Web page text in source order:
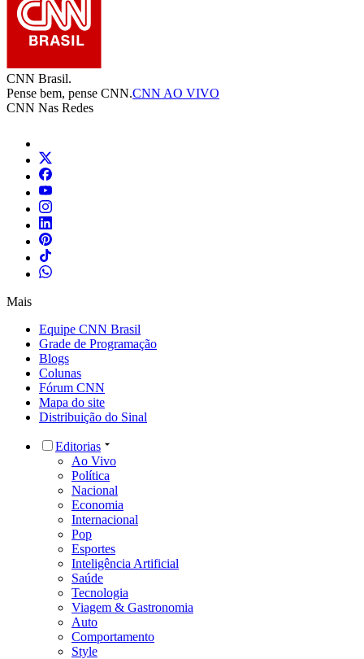
CNN Brasil.
Pense bem, pense CNN.CNN AO VIVO
CNN Nas Redes
Mais
Equipe CNN Brasil
Grade de Programação
Blogs
Colunas
Fórum CNN
Mapa do site
Distribuição do Sinal
Editorias
Ao Vivo
Política
Nacional
Economia
Internacional
Pop
Esportes
Inteligência Artificial
Saúde
Tecnologia
Viagem & Gastronomia
Auto
Comportamento
Style